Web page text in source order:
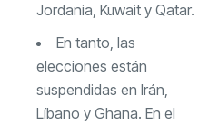
Jordania, Kuwait y Qatar.
En tanto, las
elecciones están
suspendidas en Irán,
Líbano y Ghana. En el